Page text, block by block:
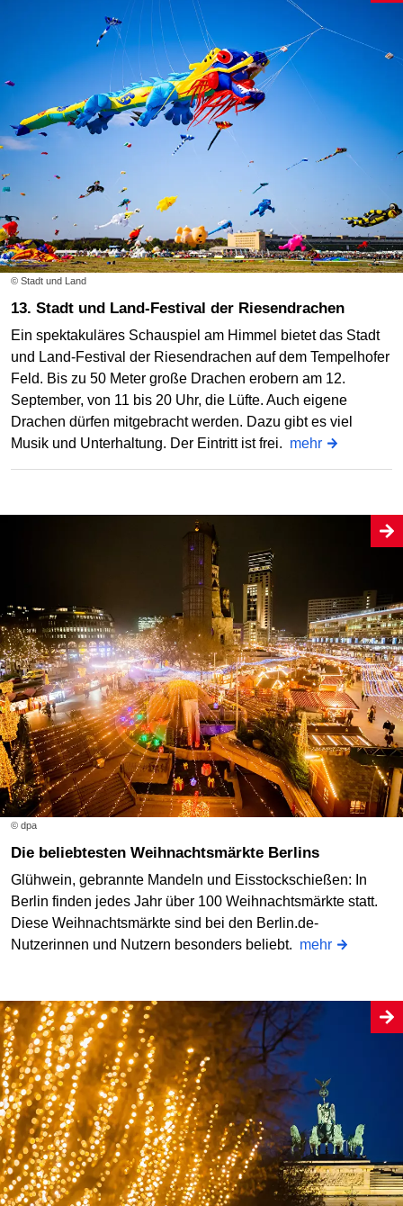
© Stadt und Land
13. Stadt und Land-Festival der Riesendrachen
Ein spektakuläres Schauspiel am Himmel bietet das Stadt
und Land-Festival der Riesendrachen auf dem Tempelhofer
Feld. Bis zu 50 Meter große Drachen erobern am 12.
September, von 11 bis 20 Uhr, die Lüfte. Auch eigene
Drachen dürfen mitgebracht werden. Dazu gibt es viel
Musik und Unterhaltung. Der Eintritt ist frei. mehr
© dpa
Die beliebtesten Weihnachtsmärkte Berlins
Glühwein, gebrannte Mandeln und Eisstockschießen: In
Berlin finden jedes Jahr über 100 Weihnachtsmärkte statt.
Diese Weihnachtsmärkte sind bei den Berlin.de-
Nutzerinnen und Nutzern besonders beliebt. mehr